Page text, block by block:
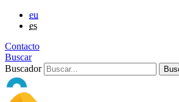
eu
es
Contacto
Buscar
Buscador